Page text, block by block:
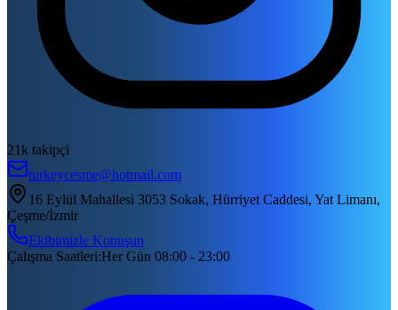
21k takipçi
turkeycesme@hotmail.com
16 Eylül Mahallesi 3053 Sokak, Hürriyet Caddesi, Yat Limanı,
Çeşme/İzmir
Ekibimizle Konuşun
Çalışma Saatleri:Her Gün 08:00 - 23:00